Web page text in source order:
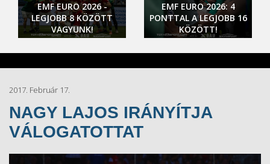
EMF EURO 2026 -
LEGJOBB 8 KÖZÖTT
VAGYUNK!
EMF EURO 2026: 4
PONTTAL A LEGJOBB 16
KÖZÖTT!
2017. Február 17.
NAGY LAJOS IRÁNYÍTJA
VÁLOGATOTTAT